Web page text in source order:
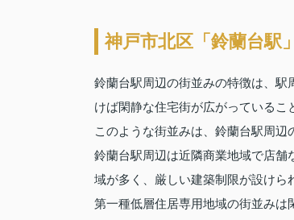
神戸市北区「鈴蘭台駅
鈴蘭台駅周辺の街並みの特徴は、
けば閑静な住宅街が広がっているこ
このような街並みは、鈴蘭台駅周辺
鈴蘭台駅周辺は近隣商業地域で店
域が多く、厳しい建築制限が設けら
第一種低層住居専用地域の街並みは